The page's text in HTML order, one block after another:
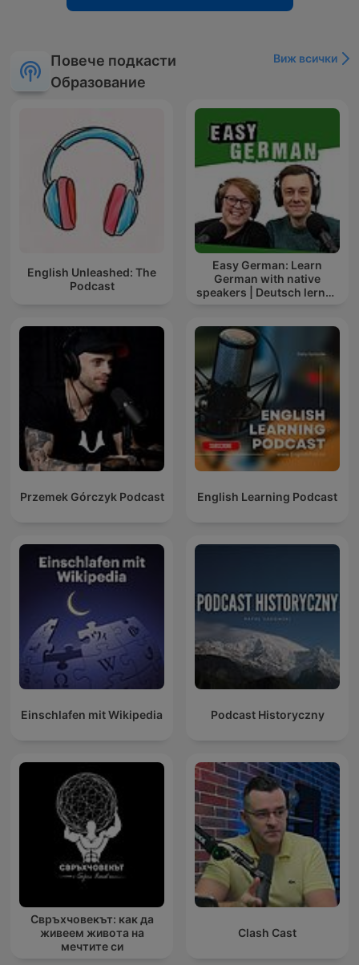
Повече подкасти
Образование
Виж всички
English Unleashed: The
Podcast
Easy German: Learn
German with native
speakers | Deutsch lernen
Przemek Górczyk Podcast English Learning Podcast
Einschlafen mit Wikipedia Podcast Historyczny
Свръхчовекът: как да
живеем живота на
мечтите си
Clash Cast